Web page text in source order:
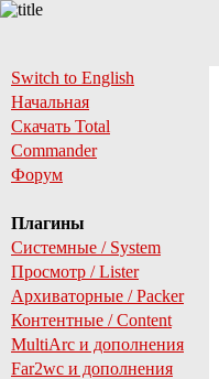
Switch to English
Начальная
Скачать Total
Commander
Форум
Плагины
Системные / System
Просмотр / Lister
Архиваторные / Packer
Контентные / Content
MultiArc и дополнения
Far2wc и дополнения